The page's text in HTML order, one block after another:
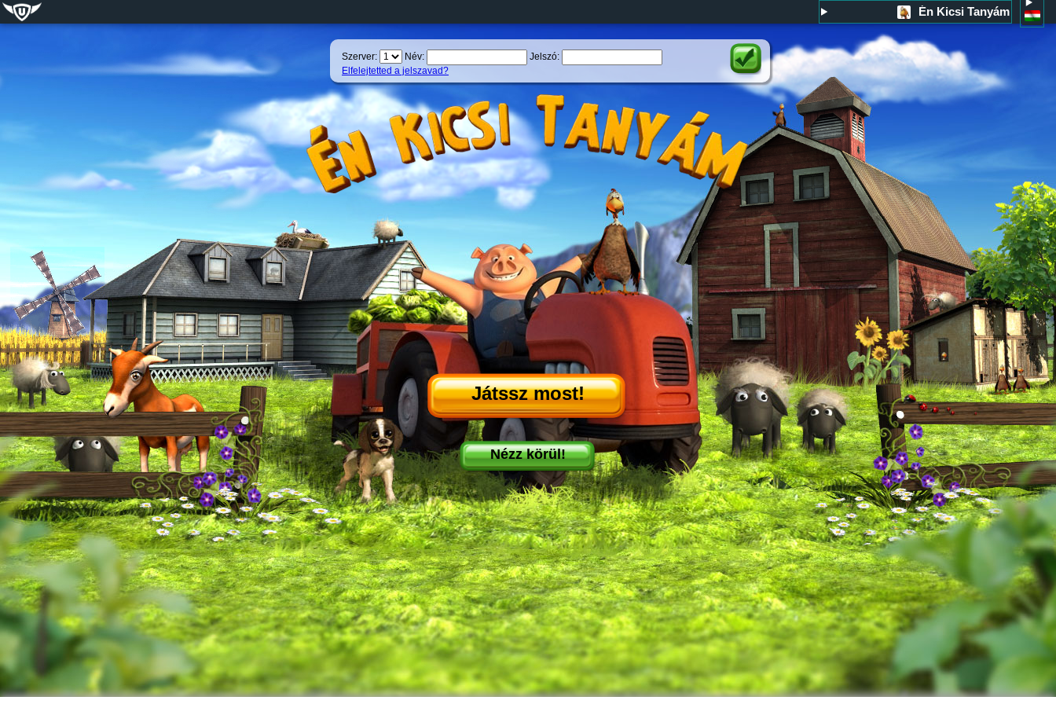
Szerver: Név:
Jelszó:
Elfelejtetted a jelszavad?
Játssz most!
Nézz körül!
Én Kicsi Tanyám